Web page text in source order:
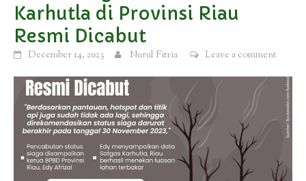
Karhutla di Provinsi Riau
Resmi Dicabut
December 14, 2023 Nurul Fitria Leave a comment